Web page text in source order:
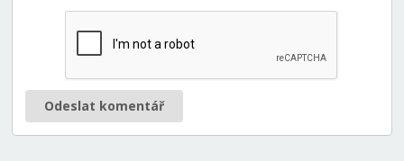
Odeslat komentář